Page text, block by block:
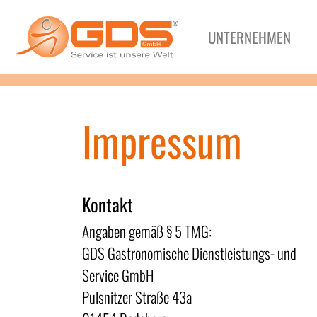
UNTERNEHMEN
Impressum
Kontakt
Angaben gemäß § 5 TMG:
GDS Gastronomische Dienstleistungs- und
Service GmbH
Pulsnitzer Straße 43a